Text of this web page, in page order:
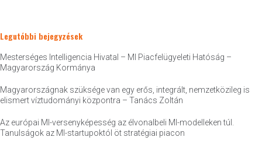
Legutóbbi bejegyzések
Mesterséges Intelligencia Hivatal – MI Piacfelügyeleti Hatóság –
Magyarország Kormánya
Magyarországnak szüksége van egy erős, integrált, nemzetközileg is
elismert víztudományi központra – Tanács Zoltán
Az európai MI-versenyképesség az élvonalbeli MI-modelleken túl.
Tanulságok az MI-startupoktól öt stratégiai piacon